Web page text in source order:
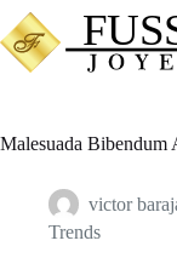
Saltar
al
contenido
Malesuada Bibendum
victor
Trends